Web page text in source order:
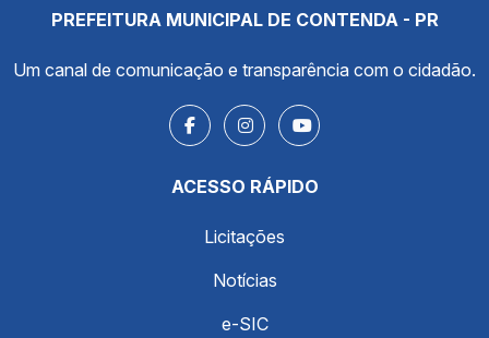
PREFEITURA MUNICIPAL DE CONTENDA - PR
Um canal de comunicação e transparência com o cidadão.
ACESSO RÁPIDO
Licitações
Notícias
e-SIC